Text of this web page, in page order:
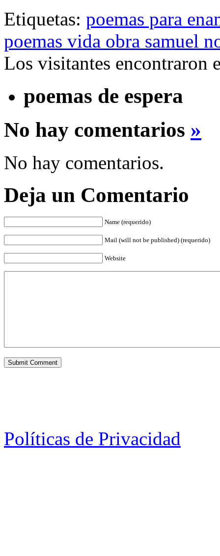
Etiquetas: poemas para
poemas vida obra samuel
Los visitantes encontraron
poemas de espera
No hay comentarios »
No hay comentarios.
Deja un Comentario
Name (requerido)
Mail (will not be published) (requerido)
Website
Políticas de Privacidad